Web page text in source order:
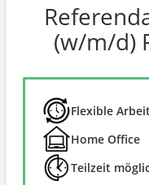
(w/m/d)
Flexible
Home Office
Teilzeit